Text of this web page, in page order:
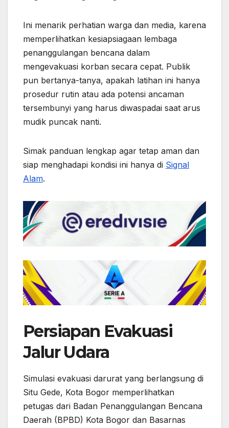
Ini menarik perhatian warga dan media, karena
memperlihatkan kesiapsiagaan lembaga
penanggulangan bencana dalam
mengevakuasi korban secara cepat. Publik
pun bertanya-tanya, apakah latihan ini hanya
prosedur rutin atau ada potensi ancaman
tersembunyi yang harus diwaspadai saat arus
mudik puncak nanti.
Simak panduan lengkap agar tetap aman dan
siap menghadapi kondisi ini hanya di Signal
Alam.
Persiapan Evakuasi
Jalur Udara
Simulasi evakuasi darurat yang berlangsung di
Situ Gede, Kota Bogor memperlihatkan
petugas dari Badan Penanggulangan Bencana
Daerah (BPBD) Kota Bogor dan Basarnas